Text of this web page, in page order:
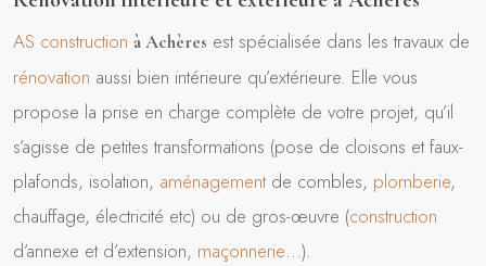
AS construction à Achères est spécialisée dans les travaux de
rénovation aussi bien intérieure qu’extérieure. Elle vous
propose la prise en charge complète de votre projet, qu’il
s’agisse de petites transformations (pose de cloisons et faux-
plafonds, isolation, aménagementde combles, plomberie,
chauffage, électricité etc) ou de gros-œuvre (construction
d’annexe et d’extension, maçonnerie…).